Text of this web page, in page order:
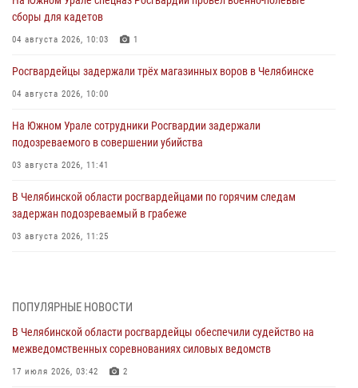
сборы для кадетов
04 августа 2026, 10:03 1
Росгвардейцы задержали трёх магазинных воров в Челябинске
04 августа 2026, 10:00
На Южном Урале сотрудники Росгвардии задержали
подозреваемого в совершении убийства
03 августа 2026, 11:41
В Челябинской области росгвардейцами по горячим следам
задержан подозреваемый в грабеже
03 августа 2026, 11:25
03 августа 2026, 09:22 1
Авиация Росгвардии совершила более 250 санитарных вылетов в
Донецкой Народной Республике
31 июля 2026, 11:33
ПОПУЛЯРНЫЕ НОВОСТИ
В Челябинской области росгвардейцы обеспечили судейство на
межведомственных соревнованиях силовых ведомств
17 июля 2026, 03:42 2